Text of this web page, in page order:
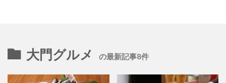
大門グルメ の最新記事8件